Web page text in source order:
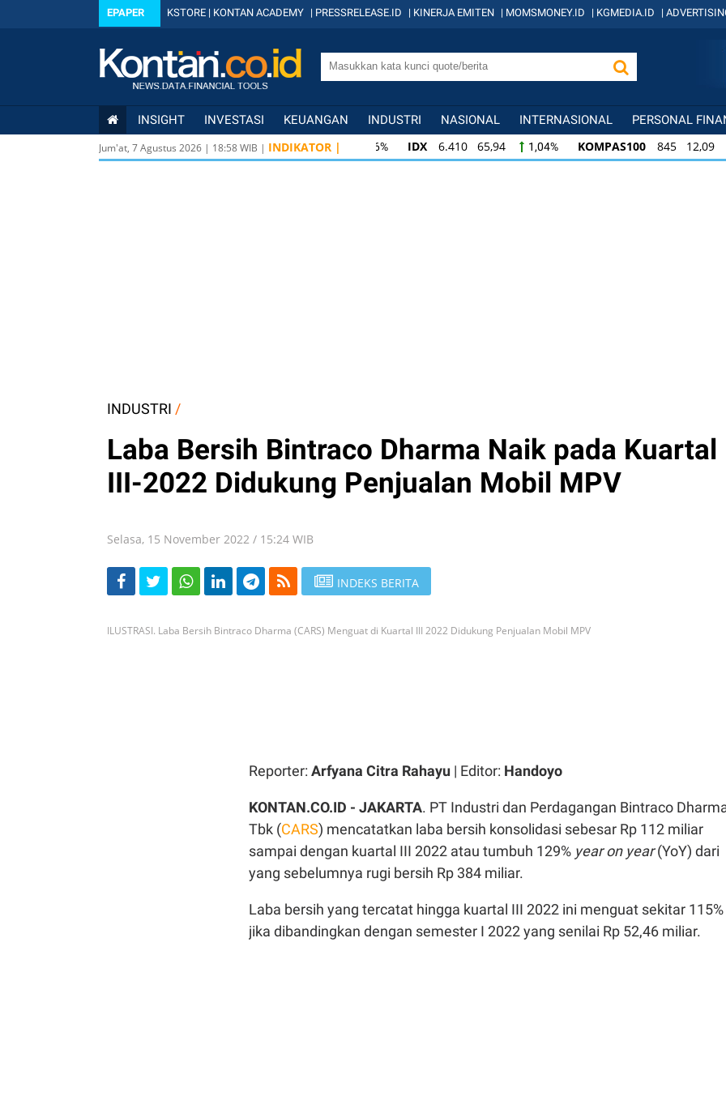
EPAPER KSTORE | KONTAN ACADEMY | PRESSRELEASE.ID | KINERJA EMITEN | MOMSMONEY.ID | KGMEDIA.ID |
INSIGHT INVESTASI KEUANGAN INDUSTRI NASIONAL INTERNASIONAL PERSONAL
Jum'at, 7 Agustus 2026 | 18:58WIB | INDIKATOR | IDX 6.410 65,94 1,04% KOMPAS100 845 12,09
KOMPAS100
845 12,09 1,45% LQ45 640 9,44
INDUSTRI /
Laba Bersih Bintraco Dharma Naik pada Kuartal
III-2022 Didukung Penjualan Mobil MPV
Selasa, 15 November 2022 / 15:24 WIB
INDEKS BERITA
ILUSTRASI. Laba Bersih Bintraco Dharma (CARS) Menguat di Kuartal III 2022 Didukung Penjualan Mobil MPV
Reporter: Arfyana Citra Rahayu | Editor: Handoyo
KONTAN.CO.ID - JAKARTA. PT Industri dan Perdagangan Bintraco
Tbk (CARS) mencatatkan laba bersih konsolidasi sebesar Rp 112 miliar
sampai dengan kuartal III 2022 atau tumbuh 129% year on year(YoY) dari
yang sebelumnya rugi bersih Rp 384 miliar.
Laba bersih yang tercatat hingga kuartal III 2022 ini menguat sekitar 115%
jika dibandingkan dengan semester I 2022 yang senilai Rp 52,46 miliar.